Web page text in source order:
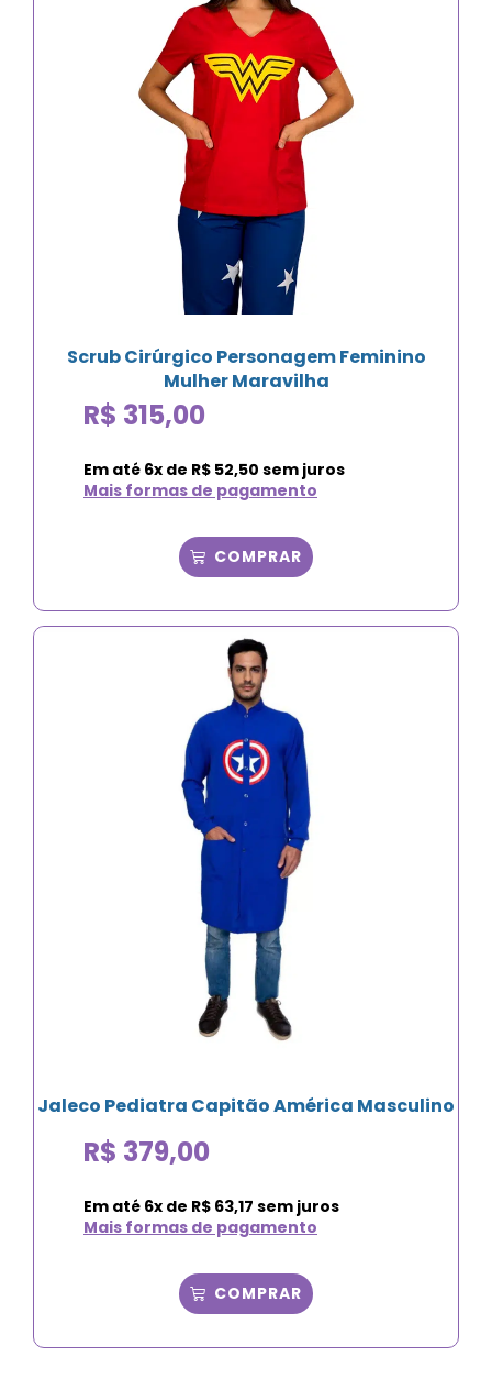
Scrub Cirúrgico Personagem Feminino
Mulher Maravilha
R$ 315,00
Em até 6x de R$ 52,50 sem juros
Mais formas de pagamento
COMPRAR
Jaleco Pediatra Capitão América Masculino
R$ 379,00
Em até 6x de R$ 63,17 sem juros
Mais formas de pagamento
COMPRAR